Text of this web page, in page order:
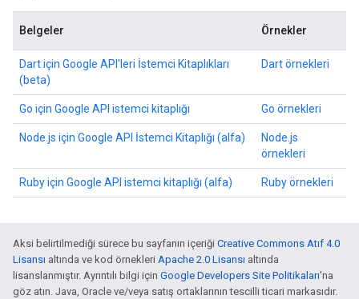
Belgeler Örnekler
Dart için Google API'leri İstemci Kitaplıkları
(beta)
Dart örnekleri
Go için Google API istemci kitaplığı Go örnekleri
Node.js için Google API İstemci Kitaplığı (alfa)
Node.js
örnekleri
Ruby için Google API istemci kitaplığı (alfa) Ruby örnekleri
Aksi belirtilmediği sürece bu sayfanın içeriği Creative Commons Atıf 4.0
Lisansı altında ve kod örnekleri Apache 2.0 Lisansı altında
lisanslanmıştır. Ayrıntılı bilgi için Google Developers Site Politikaları'na
göz atın. Java, Oracle ve/veya satış ortaklarının tescilli ticari markasıdır.